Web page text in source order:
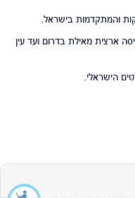
שירות בפריסה ארצית מאילת בדרום ועד עין
הישראלי.